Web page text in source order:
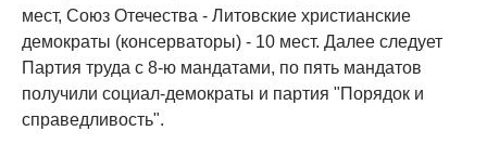
мест, Союз Отечества - Литовские христианские
демократы (консерваторы) - 10 мест. Далее следует
Партия труда с 8-ю мандатами, по пять мандатов
получили социал-демократы и партия "Порядок и
справедливость".